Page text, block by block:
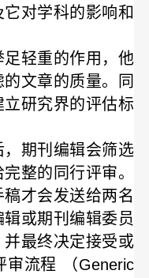
对学科的影响和
轻重的作用，他
文章的质量。同
研究界的评估标
期刊编辑会筛选
整的同行评审。
才会发送给两名
或期刊编辑委员
最终决定接受或
审流程 （Generic